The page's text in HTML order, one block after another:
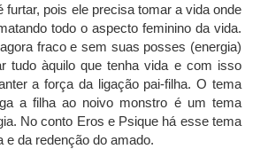
furtar, pois ele precisa tomar a vida onde
todo o aspecto feminino da vida.
fraco e sem suas posses (energia)
tudo àquilo que tenha vida e com isso
a força da ligação pai-filha. O tema
a filha ao noivo monstro é um tema
No conto Eros e Psique há esse tema
e da redenção do amado.